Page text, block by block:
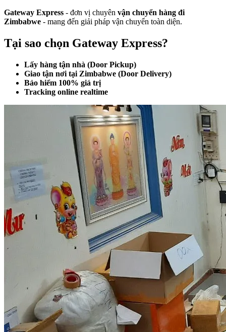
Gateway Express - đơn vị chuyên vận chuyển hàng đi
Zimbabwe - mang đến giải pháp vận chuyển toàn diện.
Tại sao chọn Gateway Express?
Lấy hàng tận nhà (Door Pickup)
Giao tận nơi tại Zimbabwe (Door Delivery)
Bảo hiểm 100% giá trị
Tracking online realtime